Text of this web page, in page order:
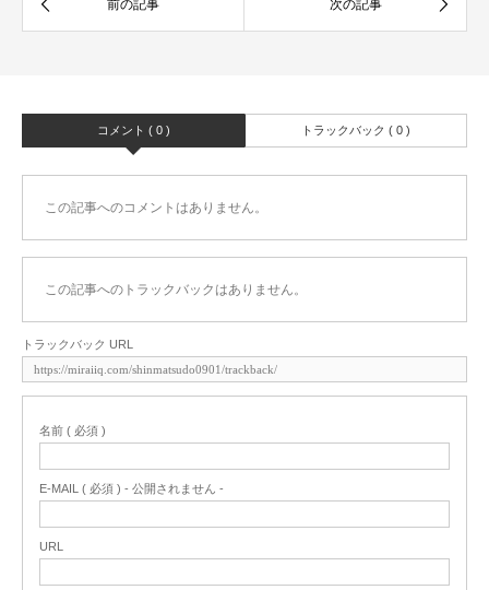
コメント ( 0 ) トラックバック ( 0 )
この記事へのコメントはありません。
この記事へのトラックバックはありません。
トラックバック URL
名前 ( 必須 )
E-MAIL ( 必須 ) - 公開されません -
URL